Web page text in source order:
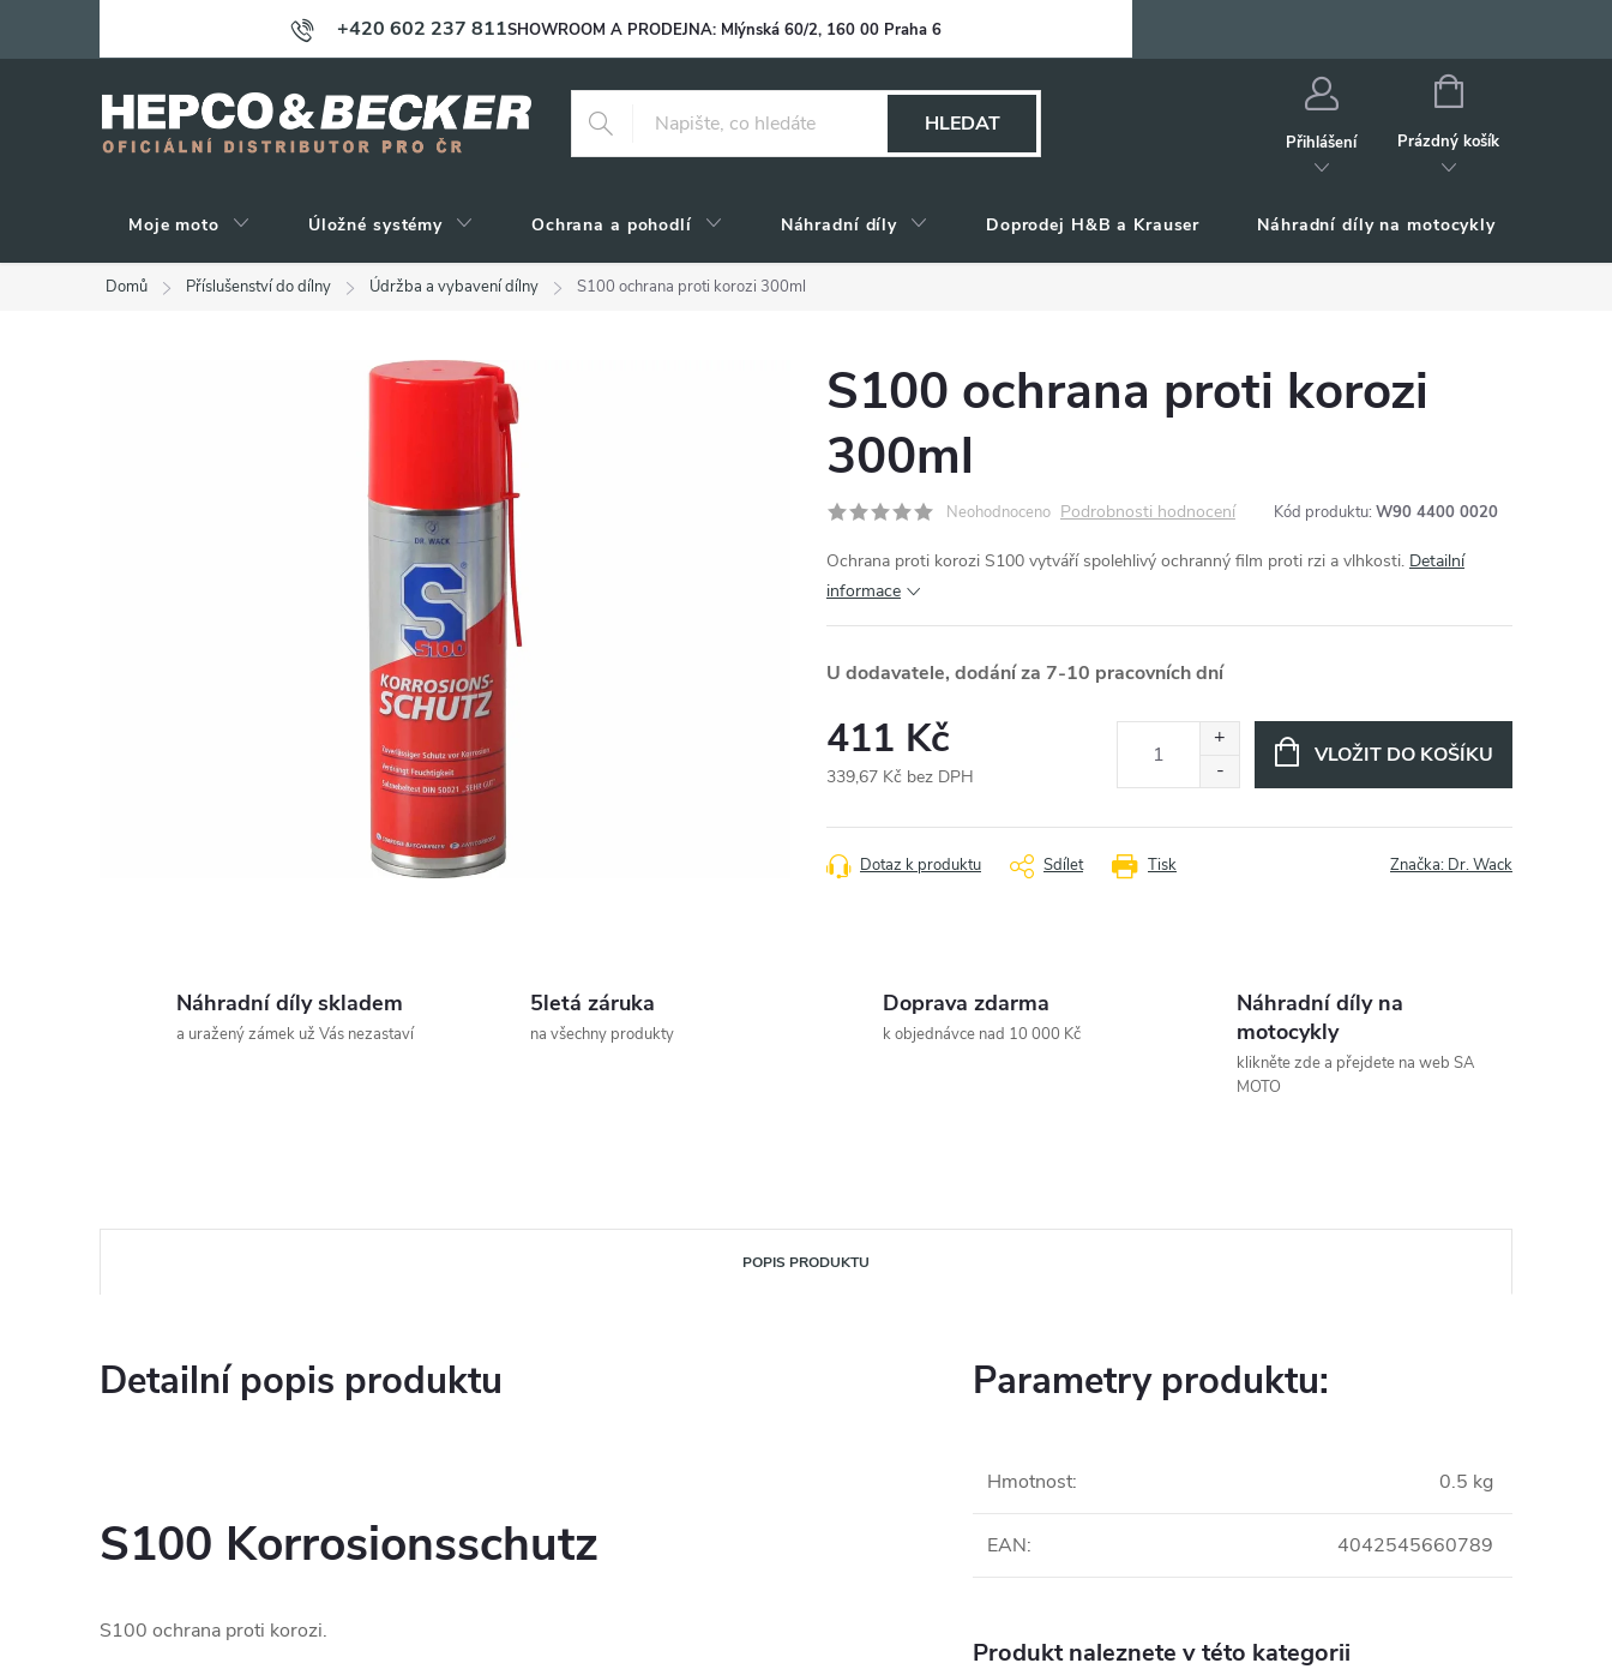
+420 602 237 811SHOWROOM A PRODEJNA: Mlýnská 60/2, 160 00 Praha 6
HLEDAT
Přihlášení
NÁKUPNÍ
Prázdný košík
Moje moto Úložné systémy Ochrana a pohodlí Náhradní díly Doprodej H&B a Krauser Náhradní díly na motocykly
Domů Příslušenství do dílny Údržba a vybavení dílny S100 ochrana proti korozi 300ml
S100 ochrana proti korozi
300ml
Neohodnoceno Podrobnosti hodnocení Kód produktu: W90 4400 0020
Ochrana proti korozi S100 vytváří spolehlivý ochranný film proti rzi a vlhkosti. Detailní
informace
U dodavatele, dodání za 7-10 pracovních dní
411 Kč
339,67 Kč bez DPH
cena:
VLOŽIT DO KOŠÍKU
Tisk
Dotaz k produktu Sdílet Značka: Dr. Wack
Náhradní díly skladem
a uražený zámek už Vás nezastaví
5letá záruka
na všechny produkty
Doprava zdarma
k objednávce nad 10 000 Kč
Náhradní díly na
motocykly
klikněte zde a přejdete na web SA
MOTO
POPIS PRODUKTU
Detailní popis produktu
S100 Korrosionsschutz
S100 ochrana proti korozi.
Parametry produktu:
Hmotnost: 0.5 kg
EAN: 4042545660789
Produkt naleznete v této kategorii